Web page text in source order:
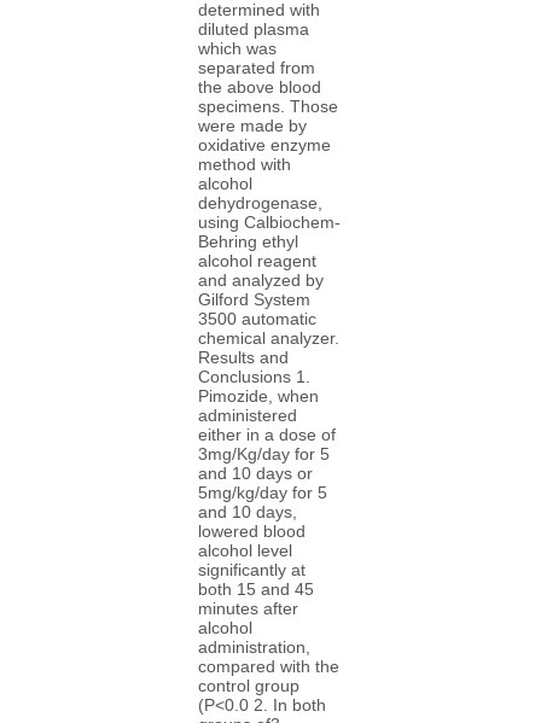
determined with
diluted plasma
which was
separated from
the above blood
specimens. Those
were made by
oxidative enzyme
method with
alcohol
dehydrogenase,
using Calbiochem-
Behring ethyl
alcohol reagent
and analyzed by
Gilford System
3500 automatic
chemical analyzer.
Results and
Conclusions 1.
Pimozide, when
administered
either in a dose of
3mg/Kg/day for 5
and 10 days or
5mg/kg/day for 5
and 10 days,
lowered blood
alcohol level
significantly at
both 15 and 45
minutes after
alcohol
administration,
compared with the
control group
(P<0.0 2. In both